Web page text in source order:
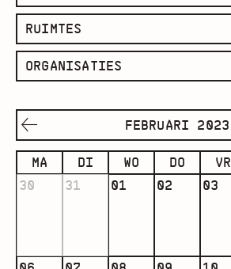
op
categorie
filter
op
ruimte
RUIMTES
filter
op
ORGANISATIES
FEBRUARI 2023
MA
DI WO DO VR
30
31 01 02 03